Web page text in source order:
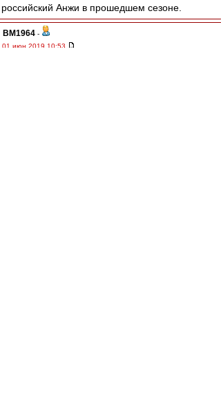
российский Анжи в прошедшем сезоне.
BM1964 -
01 июн 2019 10:53